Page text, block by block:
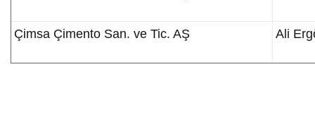
Çimsa Çimento San. ve Tic. AŞ Ali